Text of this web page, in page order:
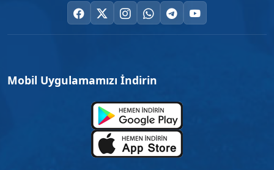
Mobil Uygulamamızı İndirin